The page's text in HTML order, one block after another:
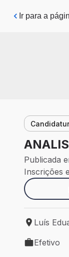
Pular para o
Ir para a
Publicada
Inscrições
Local de
Luís
Tipo de
Efetivo